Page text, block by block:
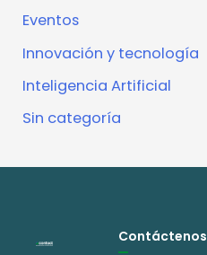
Eventos
Innovación y tecnología
Inteligencia Artificial
Sin categoría
Contáctenos